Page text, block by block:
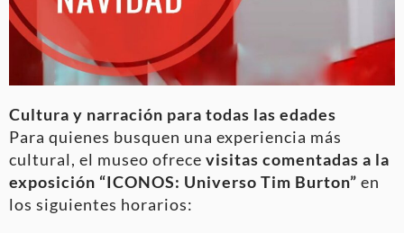
Cultura y narración para todas las edades
Para quienes busquen una experiencia más
cultural, el museo ofrece visitas comentadas a la
exposición “ICONOS: Universo Tim Burton” en
los siguientes horarios: